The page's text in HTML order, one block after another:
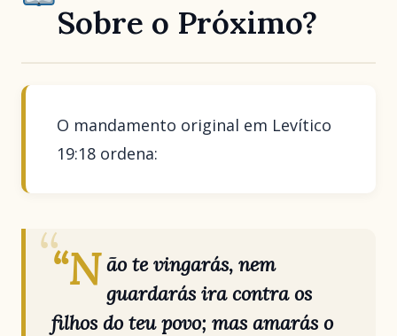
Sobre o Próximo?
O mandamento original em Levítico
19:18 ordena:
“N ão te vingarás, nem
guardarás ira contra os
filhos do teu povo; mas amarás o